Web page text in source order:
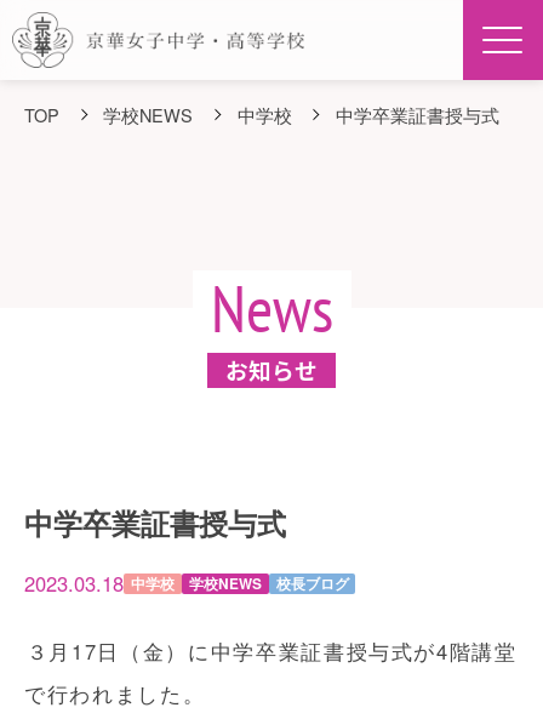
TOP 学校NEWS 中学校 中学卒業証書授与式
News
お知らせ
中学卒業証書授与式
2023.03.18 中学校 学校NEWS 校長ブログ
３月17日（金）に中学卒業証書授与式が4階講堂
で行われました。